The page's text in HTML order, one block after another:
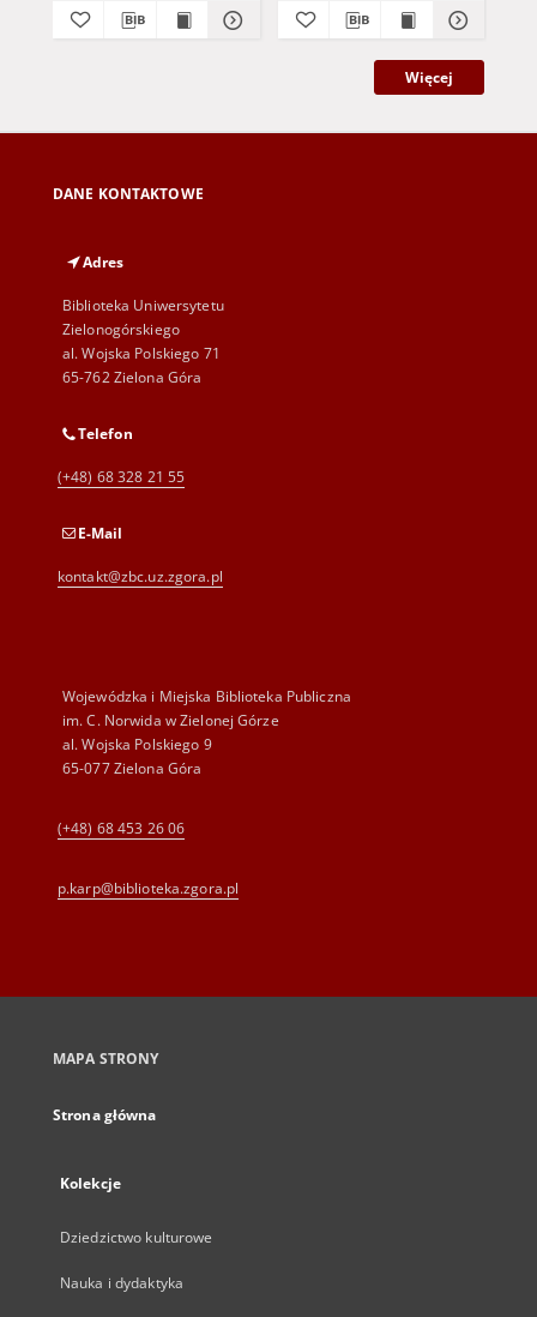
Więcej
DANE KONTAKTOWE
Adres
Biblioteka Uniwersytetu
Zielonogórskiego
al. Wojska Polskiego 71
65-762 Zielona Góra
Telefon
(+48) 68 328 21 55
E-Mail
kontakt@zbc.uz.zgora.pl
Wojewódzka i Miejska Biblioteka Publiczna
im. C. Norwida w Zielonej Górze
al. Wojska Polskiego 9
65-077 Zielona Góra
(+48) 68 453 26 06
p.karp@biblioteka.zgora.pl
MAPA STRONY
Strona główna
Kolekcje
Dziedzictwo kulturowe
Nauka i dydaktyka